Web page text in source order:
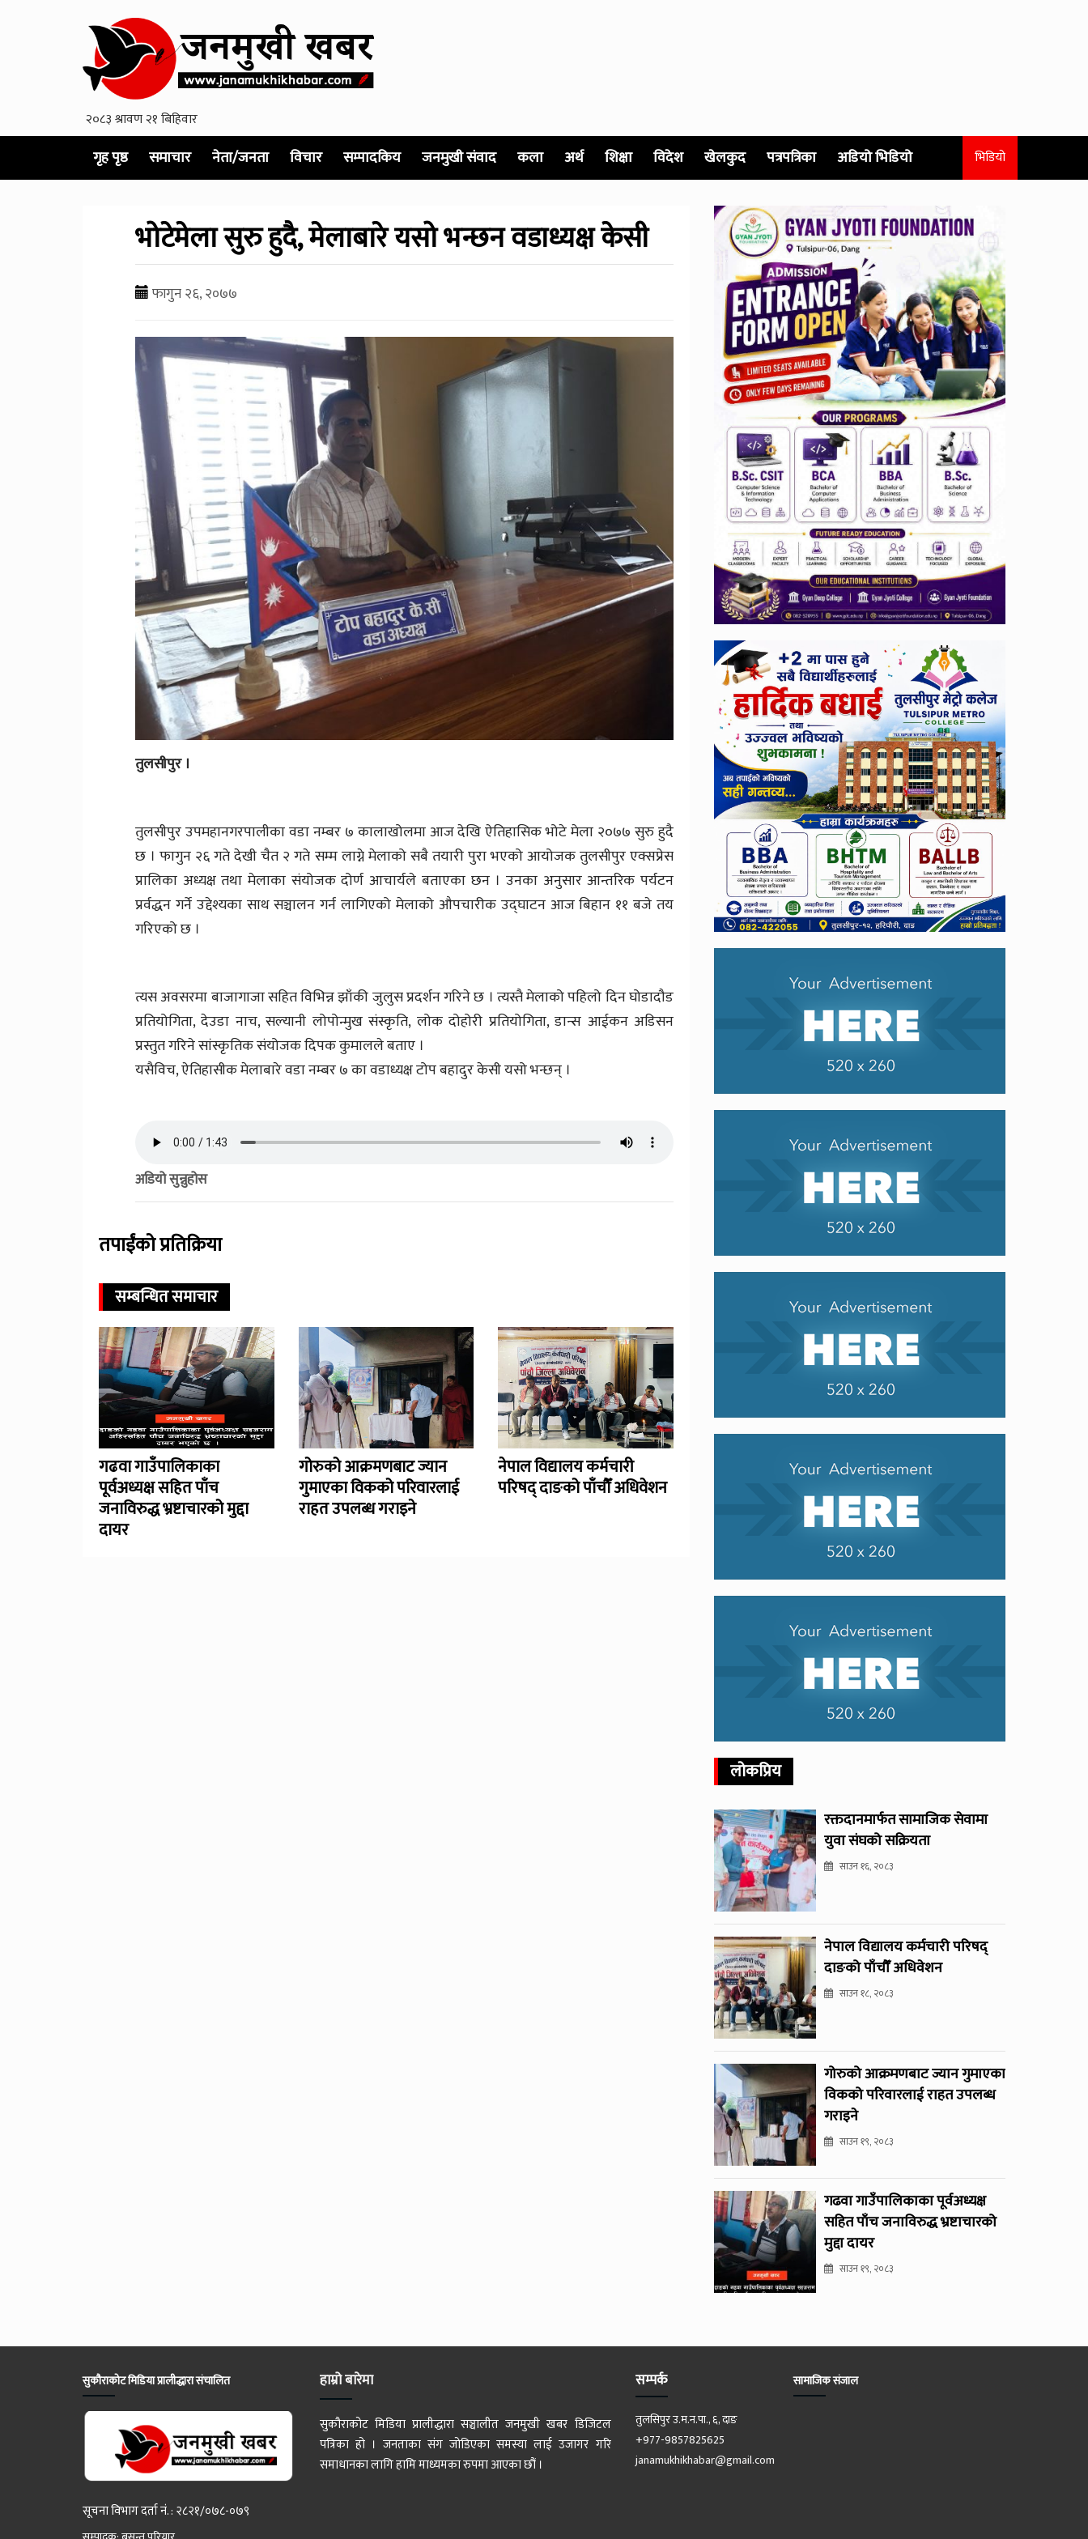
गृह पृष्ठ समाचार नेता/जनता विचार सम्पादकिय जनमुखी संवाद कला अर्थ शिक्षा विदेश खेलकुद पत्रपत्रिका अडियो भिडियो भिडियो
भोटेमेला सुरु हुदै, मेलाबारे यसो भन्छन वडाध्यक्ष केसी
फागुन २६, २०७७
तुलसीपुर ।
तुलसीपुर उपमहानगरपालीका वडा नम्बर ७ कालाखोलमा आज देखि ऐतिहासिक भोटे मेला २०७७ सुरु हुदै
छ । फागुन २६ गते देखी चैत २ गते सम्म लाग्ने मेलाको सबै तयारी पुरा भएको आयोजक तुलसीपुर एक्सप्रेस
प्रालिका अध्यक्ष तथा मेलाका संयोजक दोर्ण आचार्यले बताएका छन । उनका अनुसार आन्तरिक पर्यटन
प्रर्वद्धन गर्ने उद्देश्यका साथ सञ्चालन गर्न लागिएको मेलाको औपचारीक उद्घाटन आज बिहान ११ बजे तय
गरिएको छ ।
त्यस अवसरमा बाजागाजा सहित विभिन्न झाँकी जुलुस प्रदर्शन गरिने छ । त्यस्तै मेलाको पहिलो दिन घोडादौड
प्रतियोगिता, देउडा नाच, सल्यानी लोपोन्मुख संस्कृति, लोक दोहोरी प्रतियोगिता, डान्स आईकन अडिसन
प्रस्तुत गरिने सांस्कृतिक संयोजक दिपक कुमालले बताए ।
यसैविच, ऐतिहासीक मेलाबारे वडा नम्बर ७ का वडाध्यक्ष टोप बहादुर केसी यसो भन्छन् ।
अडियो सुन्नुहोस
तपाईंको प्रतिक्रिया
सम्बन्धित समाचार
गढवा गाउँपालिकाका
पूर्वअध्यक्ष सहित पाँच
जनाविरुद्ध भ्रष्टाचारको मुद्दा
दायर
गोरुको आक्रमणबाट ज्यान
गुमाएका विकको परिवारलाई
राहत उपलब्ध गराइने
नेपाल विद्यालय कर्मचारी
परिषद् दाङको पाँचौँ अधिवेशन
लोकप्रिय
रक्तदानमार्फत सामाजिक सेवामा
युवा संघको सक्रियता
साउन १६, २०८३
नेपाल विद्यालय कर्मचारी परिषद्
दाङको पाँचौँ अधिवेशन
साउन १८, २०८३
गोरुको आक्रमणबाट ज्यान गुमाएका
विकको परिवारलाई राहत उपलब्ध
गराइने
साउन १९, २०८३
गढवा गाउँपालिकाका पूर्वअध्यक्ष
सहित पाँच जनाविरुद्ध भ्रष्टाचारको
मुद्दा दायर
साउन १९, २०८३
सुकौराकोट मिडिया प्रालीद्धारा संचालित
सूचना विभाग दर्ता नं. : २८२१/०७८-०७९
हाम्रो बारेमा
सुकौराकोट मिडिया प्रालीद्धारा सञ्चालीत जनमुखी खबर डिजिटल
पत्रिका हो । जनताका संग जोडिएका समस्या लाई उजागर गरि
समाधानका लागि हामि माध्यमका रुपमा आएका छौं ।
सम्पर्क
तुलसिपुर उ.म.न.पा., ६, दाङ
+977-9857825625
janamukhikhabar@gmail.com
सामाजिक संजाल